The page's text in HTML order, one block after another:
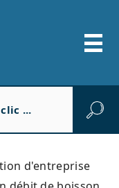
d'entreprise